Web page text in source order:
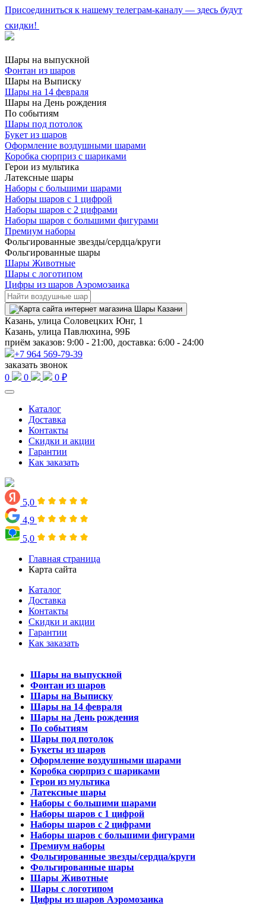
Присоединиться к нашему телеграм-каналу — здесь будут
скидки!
Шары на выпускной
Фонтан из шаров
Шары на Выписку
Шары на 14 февраля
Шары на День рождения
По событиям
Шары под потолок
Букет из шаров
Оформление воздушными шарами
Коробка сюрприз с шариками
Герои из мультика
Латексные шары
Наборы с большими шарами
Наборы шаров с 1 цифрой
Наборы шаров с 2 цифрами
Наборы шаров с большими фигурами
Премиум наборы
Фольгированные звезды/сердца/круги
Фольгированные шары
Шары Животные
Шары с логотипом
Цифры из шаров Аэромозаика
Казань, улица Соловецких Юнг, 1
Казань, улица Павлюхина, 99Б
приём заказов: 9:00 - 21:00, доставка: 6:00 - 24:00
+7 964 569-79-39
заказать звонок
0
0 0 ₽
Каталог
Доставка
Контакты
Скидки и акции
Гарантии
Как заказать
5,0
4,9
5,0
Главная страница
Карта сайта
Каталог
Доставка
Контакты
Скидки и акции
Гарантии
Как заказать
Шары на выпускной
Фонтан из шаров
Шары на Выписку
Шары на 14 февраля
Шары на День рождения
По событиям
Шары под потолок
Букеты из шаров
Оформление воздушными шарами
Коробка сюрприз с шариками
Герои из мультика
Латексные шары
Наборы с большими шарами
Наборы шаров с 1 цифрой
Наборы шаров с 2 цифрами
Наборы шаров с большими фигурами
Премиум наборы
Фольгированные звезды/сердца/круги
Фольгированные шары
Шары Животные
Шары с логотипом
Цифры из шаров Аэромозаика